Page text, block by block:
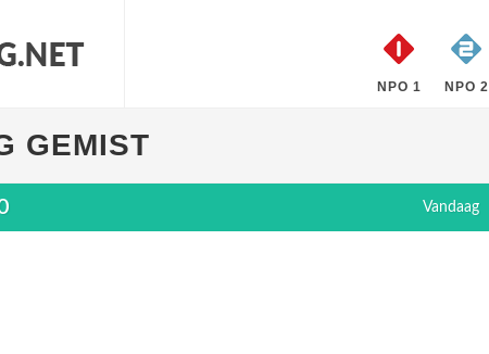
NPO 1 NPO 2
GEMIST
Vandaag